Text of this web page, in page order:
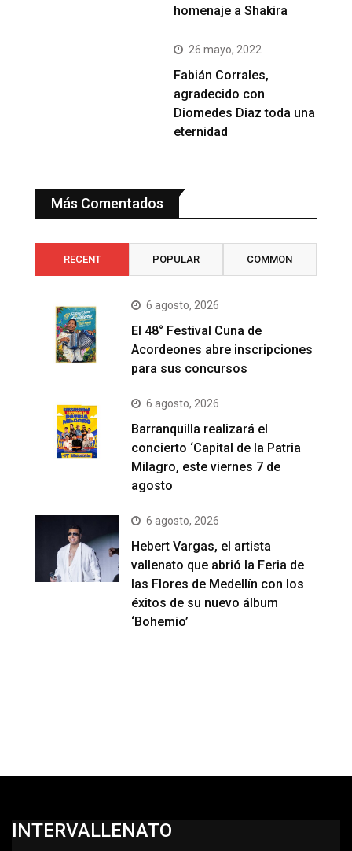
homenaje a Shakira
26 mayo, 2022
Fabián Corrales,
agradecido con
Diomedes Diaz toda una
eternidad
Más Comentados
RECENT POPULAR COMMON
6 agosto, 2026
El 48° Festival Cuna de
Acordeones abre inscripciones
para sus concursos
6 agosto, 2026
Barranquilla realizará el
concierto ‘Capital de la Patria
Milagro, este viernes 7 de
agosto
6 agosto, 2026
Hebert Vargas, el artista
vallenato que abrió la Feria de
las Flores de Medellín con los
éxitos de su nuevo álbum
‘Bohemio’
INTERVALLENATO